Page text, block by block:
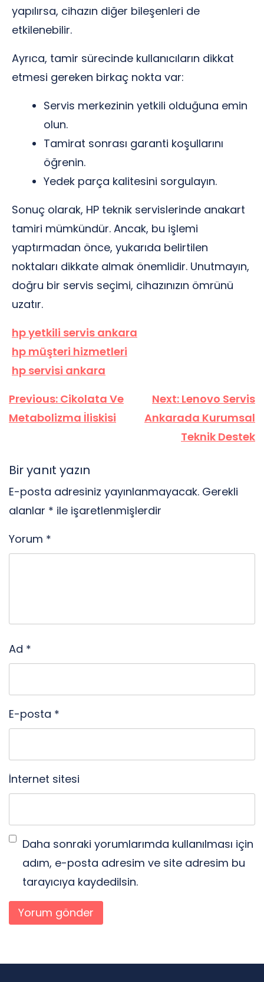
yapılırsa, cihazın diğer bileşenleri de
etkilenebilir.
Ayrıca, tamir sürecinde kullanıcıların dikkat
etmesi gereken birkaç nokta var:
Servis merkezinin yetkili olduğuna emin
olun.
Tamirat sonrası garanti koşullarını
öğrenin.
Yedek parça kalitesini sorgulayın.
Sonuç olarak, HP teknik servislerinde anakart
tamiri mümkündür. Ancak, bu işlemi
yaptırmadan önce, yukarıda belirtilen
noktaları dikkate almak önemlidir. Unutmayın,
doğru bir servis seçimi, cihazınızın ömrünü
uzatır.
hp yetkili servis ankara
hp müşteri hizmetleri
hp servisi ankara
Yazı
gezinmesi
Previous: Cikolata Ve
Metabolizma İliskisi
Next: Lenovo Servis
Ankarada Kurumsal
Teknik Destek
Bir yanıt yazın
E-posta adresiniz yayınlanmayacak. Gerekli
alanlar * ile işaretlenmişlerdir
Yorum *
Ad *
E-posta *
İnternet sitesi
Daha sonraki yorumlarımda kullanılması için
adım, e-posta adresim ve site adresim bu
tarayıcıya kaydedilsin.